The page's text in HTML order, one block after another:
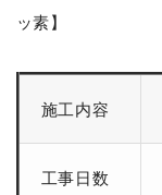
ッ素】
施工内容
工事日数